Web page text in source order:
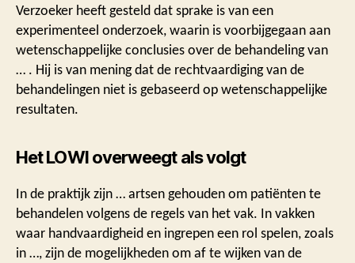
Verzoeker heeft gesteld dat sprake is van een
experimenteel onderzoek, waarin is voorbijgegaan aan
wetenschappelijke conclusies over de behandeling van
… . Hij is van mening dat de rechtvaardiging van de
behandelingen niet is gebaseerd op wetenschappelijke
resultaten.
Het LOWI overweegt als volgt
In de praktijk zijn … artsen gehouden om patiënten te
behandelen volgens de regels van het vak. In vakken
waar handvaardigheid en ingrepen een rol spelen, zoals
in …, zijn de mogelijkheden om af te wijken van de